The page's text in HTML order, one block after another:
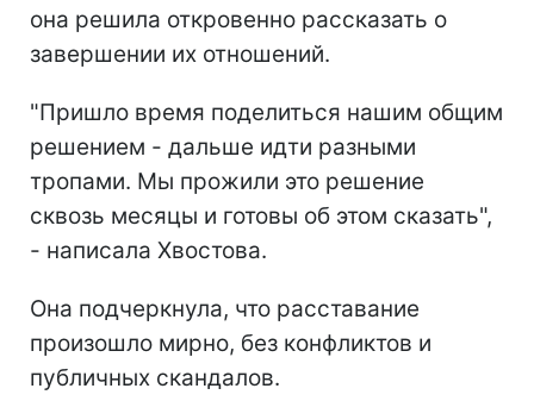
она решила откровенно рассказать о
завершении их отношений.
"Пришло время поделиться нашим общим
решением - дальше идти разными
тропами. Мы прожили это решение
сквозь месяцы и готовы об этом сказать",
- написала Хвостова.
Она подчеркнула, что расставание
произошло мирно, без конфликтов и
публичных скандалов.